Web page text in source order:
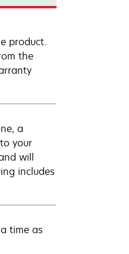
product.
the
a
your
will
includes
time as